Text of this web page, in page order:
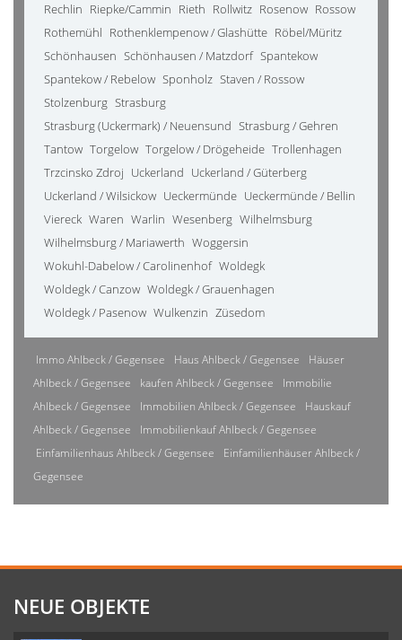
Rechlin Riepke/Cammin Rieth Rollwitz Rosenow Rossow
Rothemühl Rothenklempenow / Glashütte Röbel/Müritz
Schönhausen Schönhausen / Matzdorf Spantekow
Spantekow / Rebelow Sponholz Staven / Rossow
Stolzenburg Strasburg
Strasburg (Uckermark) / Neuensund Strasburg / Gehren
Tantow Torgelow Torgelow / Drögeheide Trollenhagen
Trzcinsko Zdroj Uckerland Uckerland / Güterberg
Uckerland / Wilsickow Ueckermünde Ueckermünde / Bellin
Viereck Waren Warlin Wesenberg Wilhelmsburg
Wilhelmsburg / Mariawerth Woggersin
Wokuhl-Dabelow / Carolinenhof Woldegk
Woldegk / Canzow Woldegk / Grauenhagen
Woldegk / Pasenow Wulkenzin Züsedom
Immo Ahlbeck / Gegensee Haus Ahlbeck / Gegensee
Häuser
Ahlbeck / Gegensee
kaufen Ahlbeck / Gegensee
Immobilie
Ahlbeck / Gegensee
Immobilien Ahlbeck / Gegensee
Hauskauf
Ahlbeck / Gegensee
Immobilienkauf Ahlbeck / Gegensee
Einfamilienhaus Ahlbeck / Gegensee
Einfamilienhäuser Ahlbeck /
Gegensee
NEUE OBJEKTE